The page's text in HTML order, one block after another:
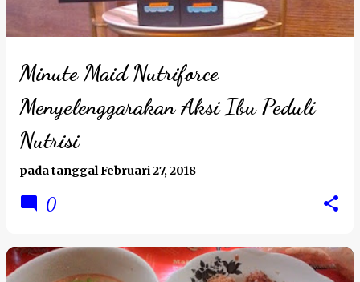
Minute Maid Nutriforce
Menyelenggarakan Aksi Ibu Peduli
Nutrisi
pada tanggalFebruari 27, 2018
0